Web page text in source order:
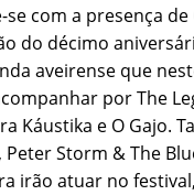
com a presença de
do décimo
aveirense que
por The
Káustika e O Gajo.
Storm & The
irão atuar no